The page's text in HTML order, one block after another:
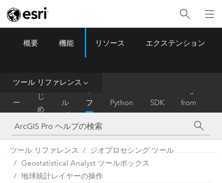
ArcGIS Pro Menu
概要 機能 リソース エクステンション
ツール リファレンス
ー
ム
は
じ
め
に
ル
プ
フ
ァ
レ
ン
ス
Python SDK
from
ArcMap
ツール リファレンス
ジオプロセシング ツール
Geostatistical Analyst ツールボックス
地球統計レイヤーの操作